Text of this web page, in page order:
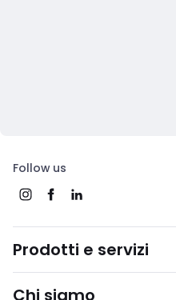
Follow us
Prodotti e servizi
Chi siamo